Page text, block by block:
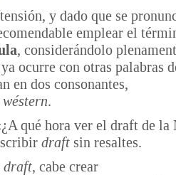
y dado que se
emplear el
, considerándolo
ocurre con otras palabras
en dos consonantes,
wéstern.
qué hora ver el draft de la
draft sin resaltes.
draft, cabe crear